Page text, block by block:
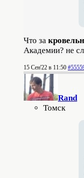
Что за
Академии? не
15 Сен'22 в 11:50
Rand
Томск